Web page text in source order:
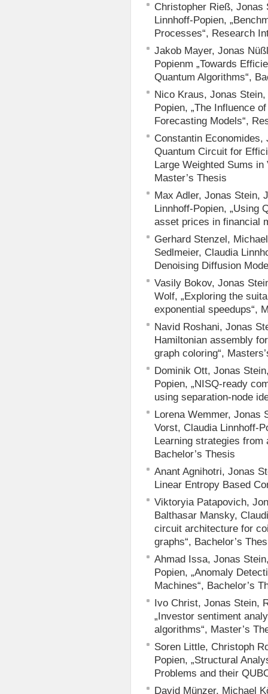
Christopher Rieß, Jonas
Linnhoff-Popien,
Processes“, Research
Jakob Mayer, Jonas
Popienm „Towards
Quantum Algorithms“,
Nico Kraus, Jonas
Popien, „The Influence
Forecasting Models“,
Constantin Economides,
Quantum Circuit for
Large Weighted Sums
Master’s Thesis
Max Adler, Jonas Stein,
Linnhoff-Popien, „Using
asset prices in financial
Gerhard Stenzel,
Sedlmeier, Claudia
Denoising Diffusion
Vasily Bokov, Jonas
Wolf, „Exploring the
exponential speedups“,
Navid Roshani, Jonas
Hamiltonian assembly
graph coloring“,
Dominik Ott, Jonas
Popien, „NISQ-ready
using separation-node
Lorena Wemmer, Jonas
Vorst, Claudia Linnhoff-
Learning strategies from
Bachelor’s Thesis
Anant Agnihotri, Jonas
Linear Entropy Based
Viktoryia Patapovich,
Balthasar Mansky,
circuit architecture for
graphs“, Bachelor’s
Ahmad Issa, Jonas
Popien, „Anomaly
Machines“, Bachelor’s
Ivo Christ, Jonas Stein,
„Investor sentiment
algorithms“, Master’s
Soren Little, Christoph
Popien, „Structural
Problems and their
David Münzer, Michael